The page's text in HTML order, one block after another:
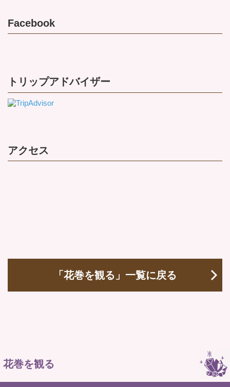
Facebook
トリップアドバイザー
アクセス
「花巻を観る」一覧に戻る
花巻を観る